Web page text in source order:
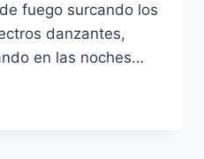
fuego surcando los
danzantes,
en las noches…